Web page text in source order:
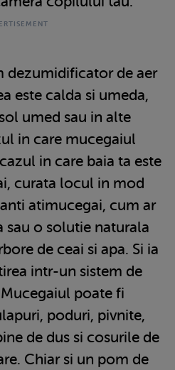
dezumidificator de aer
este calda si umeda,
umed sau in alte
in care mucegaiul
in care baia ta este
curata locul in mod
atimucegai, cum ar
o solutie naturala
de ceai si apa. Si ia
intr-un sistem de
poate fi
poduri, pivnite,
de dus si cosurile de
Chiar si un pom de